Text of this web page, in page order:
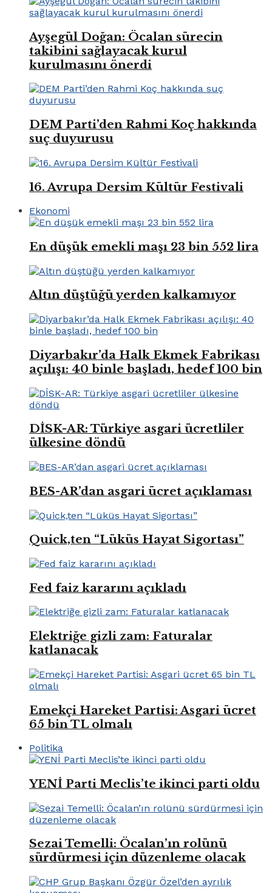
Ayşegül Doğan: Öcalan sürecin
takibini sağlayacak kurul
kurulmasını önerdi
DEM Parti’den Rahmi Koç hakkında
suç duyurusu
16. Avrupa Dersim Kültür Festivali
Ekonomi
En düşük emekli maşı 23 bin 552 lira
Altın düştüğü yerden kalkamıyor
Diyarbakır’da Halk Ekmek Fabrikası
açılışı: 40 binle başladı, hedef 100 bin
DİSK-AR: Türkiye asgari ücretliler
ülkesine döndü
BES-AR’dan asgari ücret açıklaması
Quick,ten “Lüküs Hayat Sigortası”
Fed faiz kararını açıkladı
Elektriğe gizli zam: Faturalar
katlanacak
Emekçi Hareket Partisi: Asgari ücret
65 bin TL olmalı
Politika
YENİ Parti Meclis’te ikinci parti oldu
Sezai Temelli: Öcalan’ın rolünü
sürdürmesi için düzenleme olacak